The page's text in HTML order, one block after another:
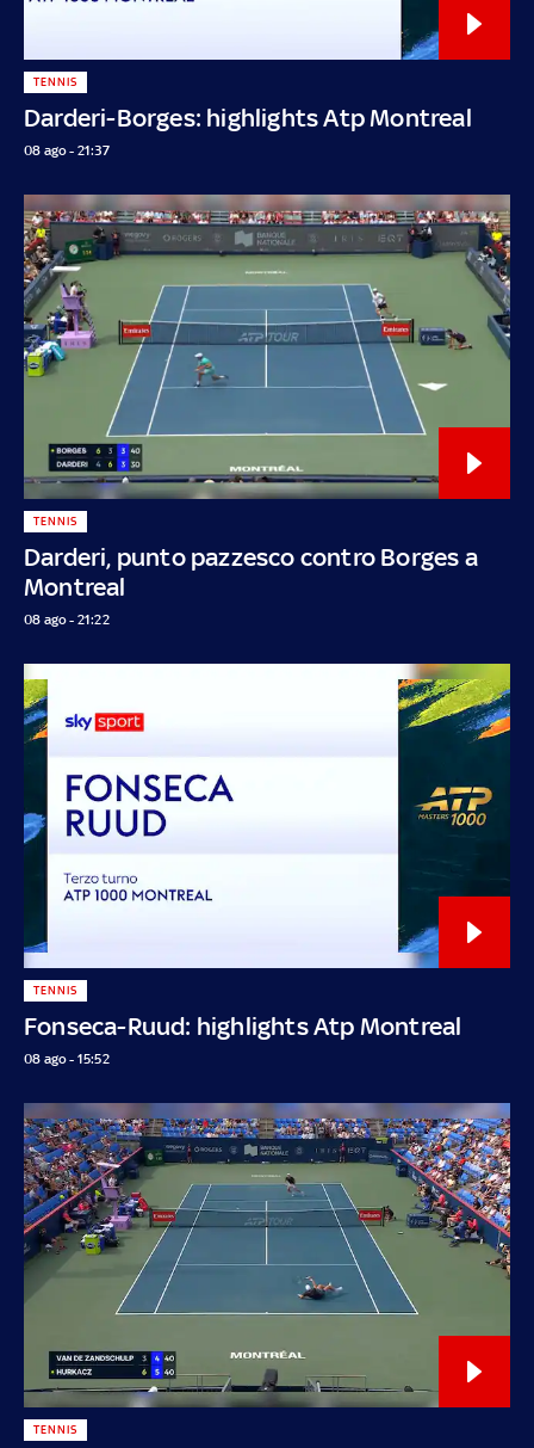
Darderi-Borges: highlights Atp Montreal
TENNIS
08 ago - 21:37
Darderi, punto pazzesco contro Borges a
Montreal
TENNIS
08 ago - 21:22
Fonseca-Ruud: highlights Atp Montreal
TENNIS
08 ago - 15:52
TENNIS